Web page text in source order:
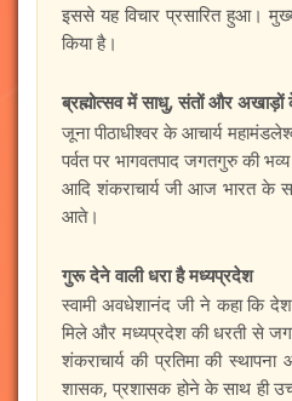
इससे यह विचार प्रसारित हुआ।
किया है।
ब्रह्मोत्सव में साधु, संतों और
जूना पीठाधीश्वर के आचार्य
पर्वत पर भागवतपाद जगतगुरु की
आदि शंकराचार्य जी आज भारत के
आते।
गुरू देने वाली धरा है मध्यप्रदेश
स्वामी अवधेशानंद जी ने कहा कि
मिले और मध्यप्रदेश की धरती से
शंकराचार्य की प्रतिमा की
शासक, प्रशासक होने के साथ ही